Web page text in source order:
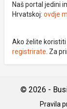
Naš portal jedini
Hrvatskoj: ovdje
Ako želite
registrirate . Za
© 2026 -
Pravila